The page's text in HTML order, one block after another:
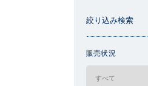
絞り込み検索
販売状況